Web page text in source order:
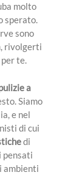
molto
sperato.
sono
, rivolgerti
per te.
a
Siamo
e nel
di cui
di
pensati
ambienti